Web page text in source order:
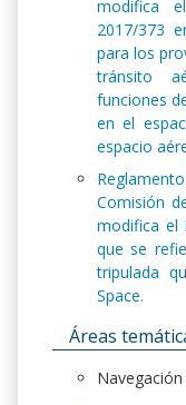
modifica
2017/373
para los
tránsito
funciones
en el
espacio
Comisión
modifica el
que se
tripulada
Space.
Áreas